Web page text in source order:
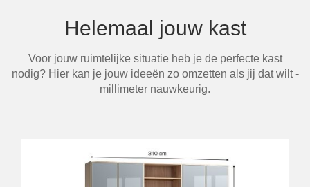
Helemaal jouw kast
Voor jouw ruimtelijke situatie heb je de perfecte kast
nodig? Hier kan je jouw ideeën zo omzetten als jij dat wilt -
millimeter nauwkeurig.